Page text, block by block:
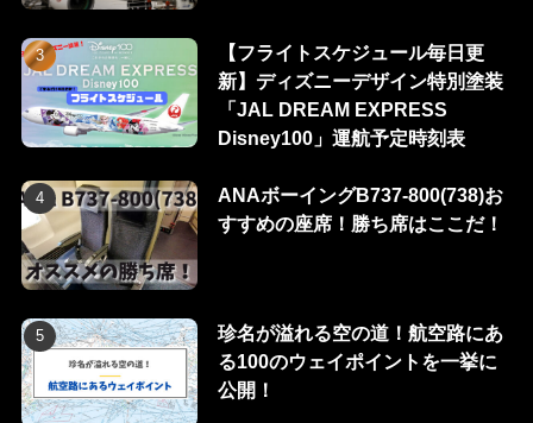
【フライトスケジュール毎日更
新】ディズニーデザイン特別塗装
「JAL DREAM EXPRESS
Disney100」運航予定時刻表
ANAボーイングB737-800(738)お
すすめの座席！勝ち席はここだ！
珍名が溢れる空の道！航空路にあ
る100のウェイポイントを一挙に
公開！